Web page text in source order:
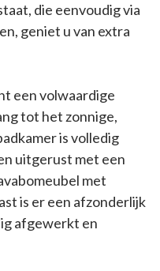
die eenvoudig via
geniet u van extra
een volwaardige
tot het zonnige,
is volledig
uitgerust met een
met
is er een afzonderlijk
afgewerkt en